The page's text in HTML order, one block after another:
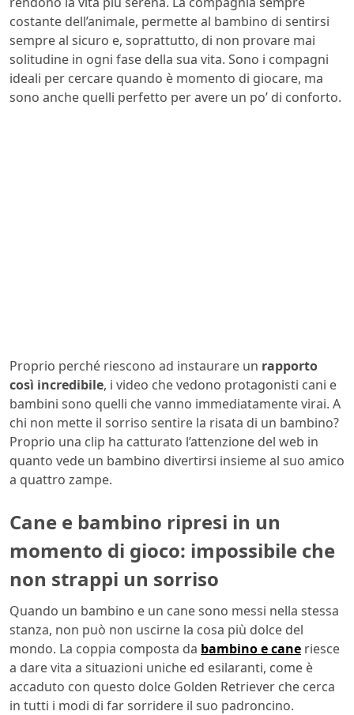
costante dell’animale, permette al bambino di sentirsi
sempre al sicuro e, soprattutto, di non provare mai
solitudine in ogni fase della sua vita. Sono i compagni
ideali per cercare quando è momento di giocare, ma
sono anche quelli perfetto per avere un po’ di conforto.
Proprio perché riescono ad instaurare un rapporto
così incredibile, i video che vedono protagonisti cani e
bambini sono quelli che vanno immediatamente virai. A
chi non mette il sorriso sentire la risata di un bambino?
Proprio una clip ha catturato l’attenzione del web in
quanto vede un bambino divertirsi insieme al suo amico
a quattro zampe.
Cane e bambino ripresi in un
momento di gioco: impossibile che
non strappi un sorriso
Quando un bambino e un cane sono messi nella stessa
stanza, non può non uscirne la cosa più dolce del
mondo. La coppia composta da bambino e cane riesce
a dare vita a situazioni uniche ed esilaranti, come è
accaduto con questo dolce Golden Retriever che cerca
in tutti i modi di far sorridere il suo padroncino.